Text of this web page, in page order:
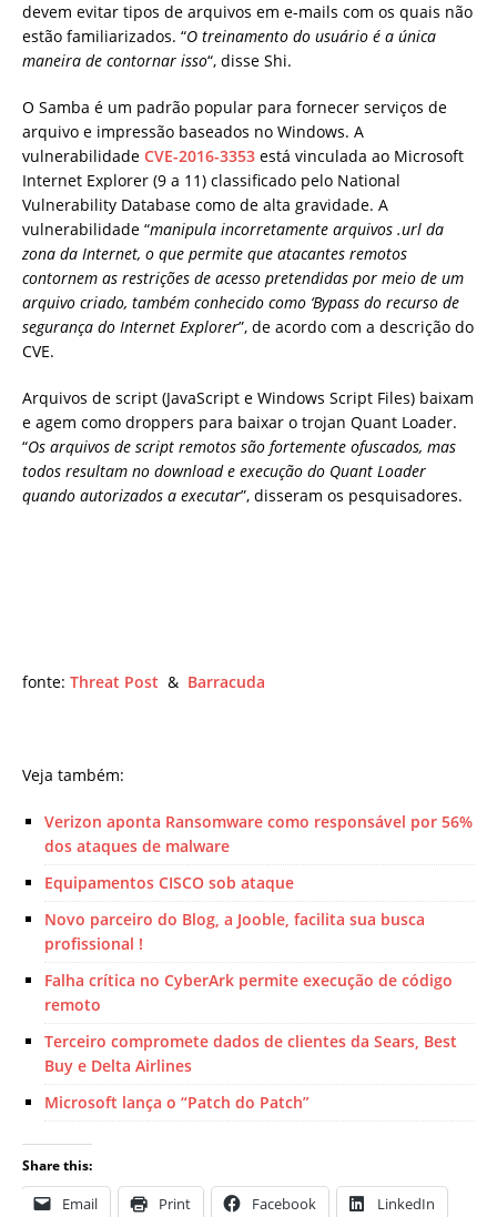
devem evitar tipos de arquivos em e-mails com os quais não
estão familiarizados. “O treinamento do usuário é a única
maneira de contornar isso“, disse Shi.
O Samba é um padrão popular para fornecer serviços de
arquivo e impressão baseados no Windows. A
vulnerabilidade CVE-2016-3353 está vinculada ao Microsoft
Internet Explorer (9 a 11) classificado pelo National
Vulnerability Database como de alta gravidade. A
vulnerabilidade “manipula incorretamente arquivos .url da
zona da Internet, o que permite que atacantes remotos
contornem as restrições de acesso pretendidas por meio de um
arquivo criado, também conhecido como ‘Bypass do recurso de
segurança do Internet Explorer”, de acordo com a descrição do
CVE.
Arquivos de script (JavaScript e Windows Script Files) baixam
e agem como droppers para baixar o trojan Quant Loader.
“Os arquivos de script remotos são fortemente ofuscados, mas
todos resultam no download e execução do Quant Loader
quando autorizados a executar”, disseram os pesquisadores.
fonte: Threat Post & Barracuda
Veja também:
Verizon aponta Ransomware como responsável por 56%
dos ataques de malware
Equipamentos CISCO sob ataque
Novo parceiro do Blog, a Jooble, facilita sua busca
profissional !
Falha crítica no CyberArk permite execução de código
remoto
Terceiro compromete dados de clientes da Sears, Best
Buy e Delta Airlines
Microsoft lança o “Patch do Patch”
Share this:
Email Print Facebook LinkedIn